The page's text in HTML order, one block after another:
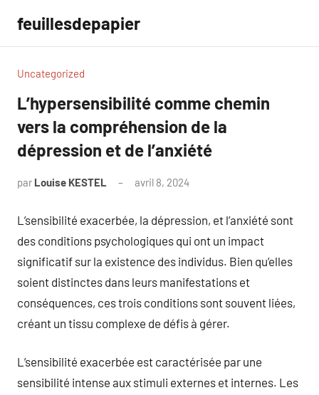
contenu
feuillesdepapier
Uncategorized
L’hypersensibilité comme chemin
vers la compréhension de la
dépression et de l’anxiété
par Louise KESTEL avril 8, 2024
L’sensibilité exacerbée, la dépression, et l’anxiété sont
des conditions psychologiques qui ont un impact
significatif sur la existence des individus. Bien qu’elles
soient distinctes dans leurs manifestations et
conséquences, ces trois conditions sont souvent liées,
créant un tissu complexe de défis à gérer.
L’sensibilité exacerbée est caractérisée par une
sensibilité intense aux stimuli externes et internes. Les